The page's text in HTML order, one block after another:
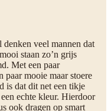
veel mannen dat
staan zo’n grijs
Met een paar
paar mooie maar stoere
is dat dit net een tikje
echte kleur. Hierdoor
ook dragen op smart